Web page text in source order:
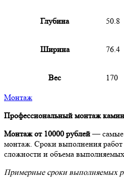
Глубина 50.8
Ширина 76.4
Вес 170
Монтаж
Профессиональный монтаж
Монтаж от 10000 рублей— самые
монтаж. Сроки выполнения работ
сложности и объема выполняемых
Примерные сроки выполняемых